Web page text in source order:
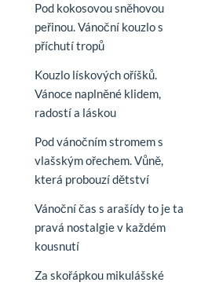
Pod kokosovou sněhovou
peřinou. Vánoční kouzlo s
příchutí tropů
Kouzlo lískových oříšků.
Vánoce naplněné klidem,
radostí a láskou
Pod vánočním stromem s
vlašským ořechem. Vůně,
která probouzí dětství
Vánoční čas s arašídy to je ta
pravá nostalgie v každém
kousnutí
Za skořápkou mikulášské